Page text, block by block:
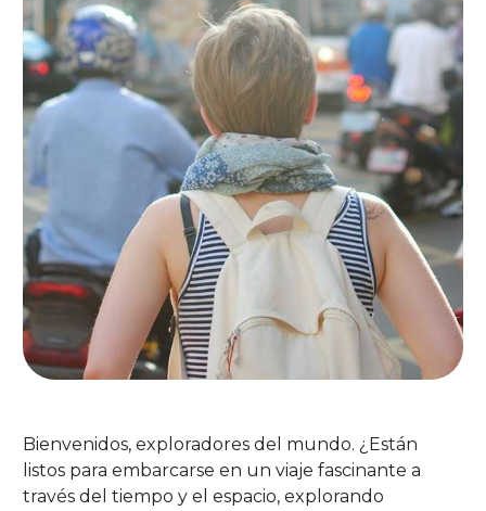
Bienvenidos, exploradores del mundo. ¿Están
listos para embarcarse en un viaje fascinante a
través del tiempo y el espacio, explorando